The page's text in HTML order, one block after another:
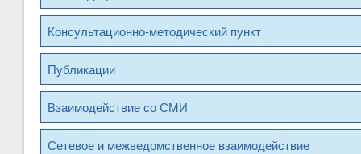
Консультационно-методический пункт
Публикации
Взаимодействие со СМИ
Сетевое и межведомственное взаимодействие